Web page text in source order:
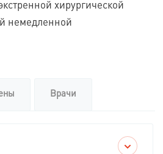
хирургической
немедленной
Врачи